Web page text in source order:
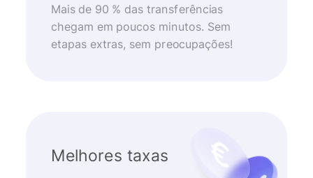
Mais de 90 % das transferências
chegam em poucos minutos. Sem
etapas extras, sem preocupações!
Melhores taxas